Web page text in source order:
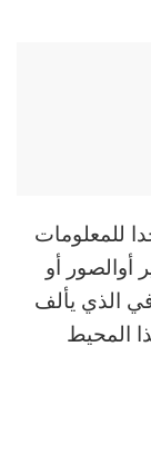
للمعلومات
أوالصور أو
الذي يألف
المحيط